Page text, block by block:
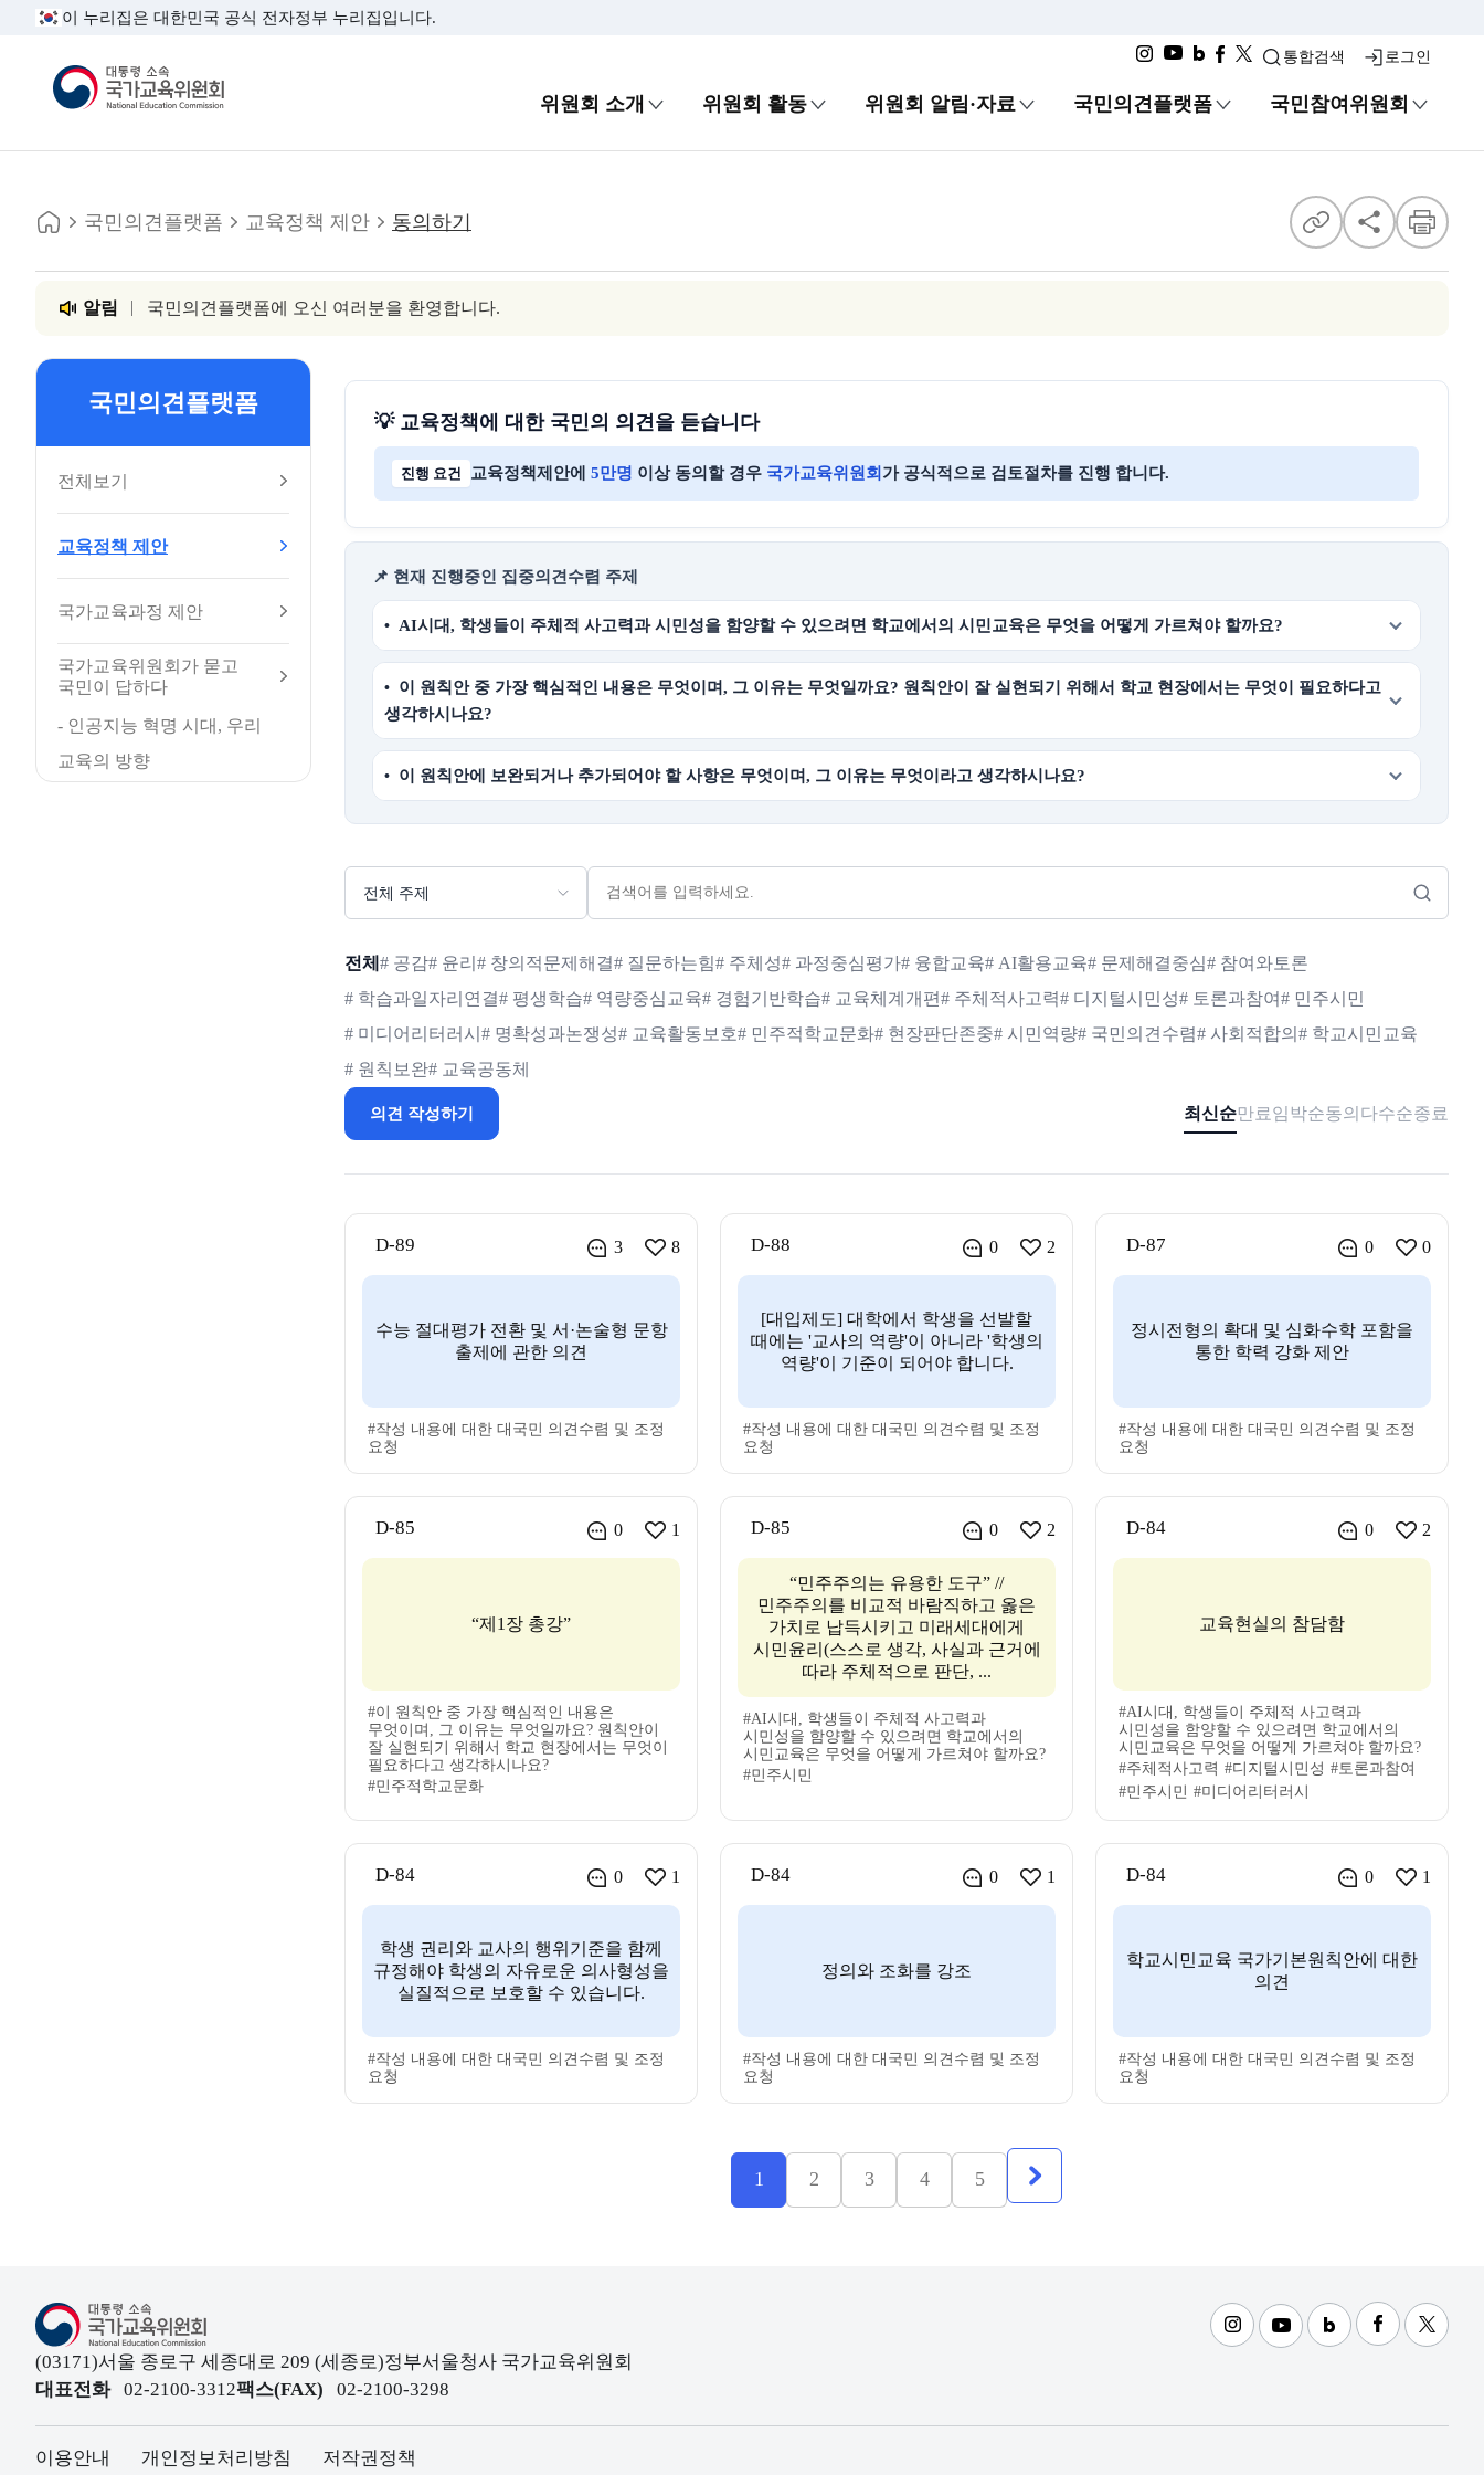
이 누리집은 대한민국 공식 전자정부 누리집입니다.
대통령소속 국가교육위원회
통합검색 로그인
위원회 소개 위원회 활동 위원회 알림·자료 국민의견플랫폼 국민참여위원회
홈
국민의견플랫폼 교육정책 제안 동의하기
주소
공유
인쇄
알림 국민의견플랫폼에 오신 여러분을 환영합니다.
국민의견플랫폼
전체보기
교육정책 제안
국가교육과정 제안
국가교육위원회가 묻고
국민이 답하다
- 인공지능 혁명 시대, 우리
교육의 방향
💡 교육정책에 대한 국민의 의견을 듣습니다
진행 요건 교육정책제안에 5만명 이상 동의할 경우 국가교육위원회 가 공식적으로 검토절차를 진행 합니다.
📌 현재 진행중인 집중의견수렴 주제
AI시대, 학생들이 주체적 사고력과 시민성을 함양할 수 있으려면 학교에서의 시민교육은 무엇을 어떻게 가르쳐야 할까요?
이 원칙안 중 가장 핵심적인 내용은 무엇이며, 그 이유는 무엇일까요? 원칙안이 잘 실현되기 위해서 학교 현장에서는 무엇이 필요하다고
생각하시나요?
이 원칙안에 보완되거나 추가되어야 할 사항은 무엇이며, 그 이유는 무엇이라고 생각하시나요?
전체 # 공감 # 윤리 # 창의적문제해결 # 질문하는힘 # 주체성 # 과정중심평가 # 융합교육 # AI활용교육 # 문제해결중심
# 참여와토론
# 학습과일자리연결
# 평생학습 # 역량중심교육 # 경험기반학습 # 교육체계개편 # 주체적사고력 # 디지털시민성 # 토론과참여
# 민주시민
# 미디어리터러시
# 명확성과논쟁성 # 교육활동보호 # 민주적학교문화 # 현장판단존중 # 시민역량 # 국민의견수렴 # 사회적합의
# 학교시민교육
# 원칙보완
# 교육공동체
의견 작성하기 최신순만료임박순동의다수순종료
D-89 3 8
수능 절대평가 전환 및 서·논술형 문항
출제에 관한 의견
#작성 내용에 대한 대국민 의견수렴 및 조정
요청
D-88 0 2
[대입제도] 대학에서 학생을 선발할
때에는 '교사의 역량'이 아니라 '학생의
역량'이 기준이 되어야 합니다.
#작성 내용에 대한 대국민 의견수렴 및 조정
요청
D-87 0 0
정시전형의 확대 및 심화수학 포함을
통한 학력 강화 제안
#작성 내용에 대한 대국민 의견수렴 및 조정
요청
D-85 0 1
“제1장 총강”
#이 원칙안 중 가장 핵심적인 내용은
무엇이며, 그 이유는 무엇일까요? 원칙안이
잘 실현되기 위해서 학교 현장에서는 무엇이
필요하다고 생각하시나요?
#민주적학교문화
D-85 0 2
“민주주의는 유용한 도구” //
민주주의를 비교적 바람직하고 옳은
가치로 납득시키고 미래세대에게
시민윤리(스스로 생각, 사실과 근거에
따라 주체적으로 판단, ...
#AI시대, 학생들이 주체적 사고력과
시민성을 함양할 수 있으려면 학교에서의
시민교육은 무엇을 어떻게 가르쳐야 할까요?
#민주시민
D-84 0 2
교육현실의 참담함
#AI시대, 학생들이 주체적 사고력과
시민성을 함양할 수 있으려면 학교에서의
시민교육은 무엇을 어떻게 가르쳐야 할까요?
#주체적사고력 #디지털시민성 #토론과참여
#민주시민 #미디어리터러시
D-84 0 1
학생 권리와 교사의 행위기준을 함께
규정해야 학생의 자유로운 의사형성을
실질적으로 보호할 수 있습니다.
#작성 내용에 대한 대국민 의견수렴 및 조정
요청
D-84 0 1
정의와 조화를 강조
#작성 내용에 대한 대국민 의견수렴 및 조정
요청
D-84 0 1
학교시민교육 국가기본원칙안에 대한
의견
#작성 내용에 대한 대국민 의견수렴 및 조정
요청
1 2 3 4 5
다음
대통령소속 국가교육위원회
(03171)서울 종로구 세종대로 209 (세종로)정부서울청사 국가교육위원회
대표전화
02-2100-3312팩스(FAX) 02-2100-3298
이용안내 개인정보처리방침 저작권정책